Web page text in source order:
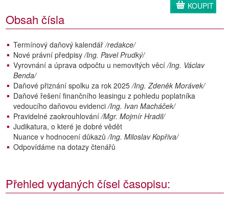
KOUPIT
Obsah čísla
Termínový daňový kalendář/redakce/
Nové právní předpisy/Ing. Pavel Prudký/
Vyrovnání a úprava odpočtu u nemovitých věcí/Ing. Václav
Benda/
Daňové přiznání spolku za rok 2025/Ing. Zdeněk Morávek/
Daňové řešení finančního leasingu z pohledu poplatníka
vedoucího daňovou evidenci/Ing. Ivan Macháček/
Pravidelné zaokrouhlování/Mgr. Mojmír Hradil/
Judikatura, o které je dobré vědět
Nuance v hodnocení důkazů/Ing. Miloslav Kopřiva/
Odpovídáme na dotazy čtenářů
Přehled vydaných čísel časopisu: